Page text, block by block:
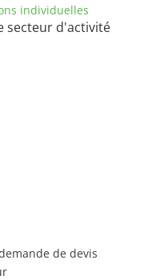
individuelles
secteur d'activité
de devis